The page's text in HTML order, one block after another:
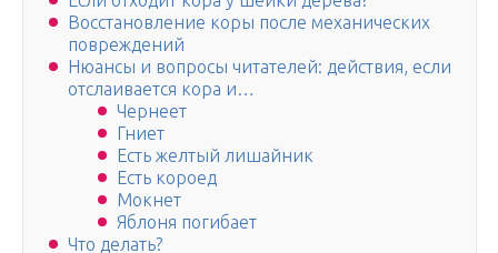
Восстановление коры после механических
повреждений
Нюансы и вопросы читателей: действия, если
отслаивается кора и…
Чернеет
Гниет
Есть желтый лишайник
Есть короед
Мокнет
Яблоня погибает
Что делать?